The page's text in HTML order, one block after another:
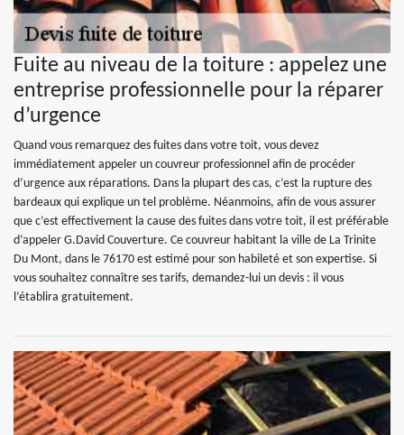
Fuite au niveau de la toiture : appelez une
entreprise professionnelle pour la réparer
d’urgence
Quand vous remarquez des fuites dans votre toit, vous devez
immédiatement appeler un couvreur professionnel afin de procéder
d’urgence aux réparations. Dans la plupart des cas, c’est la rupture des
bardeaux qui explique un tel problème. Néanmoins, afin de vous assurer
que c’est effectivement la cause des fuites dans votre toit, il est préférable
d’appeler G.David Couverture. Ce couvreur habitant la ville de La Trinite
Du Mont, dans le 76170 est estimé pour son habileté et son expertise. Si
vous souhaitez connaître ses tarifs, demandez-lui un devis : il vous
l’établira gratuitement.